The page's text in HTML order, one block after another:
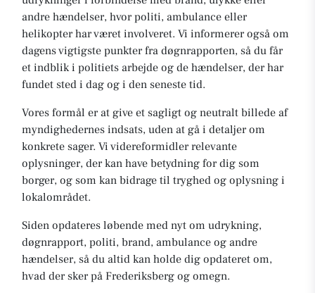
andre hændelser, hvor politi, ambulance eller
helikopter har været involveret. Vi informerer også om
dagens vigtigste punkter fra døgnrapporten, så du får
et indblik i politiets arbejde og de hændelser, der har
fundet sted i dag og i den seneste tid.
Vores formål er at give et sagligt og neutralt billede af
myndighedernes indsats, uden at gå i detaljer om
konkrete sager. Vi videreformidler relevante
oplysninger, der kan have betydning for dig som
borger, og som kan bidrage til tryghed og oplysning i
lokalområdet.
Siden opdateres løbende med nyt om udrykning,
døgnrapport, politi, brand, ambulance og andre
hændelser, så du altid kan holde dig opdateret om,
hvad der sker på Frederiksberg og omegn.